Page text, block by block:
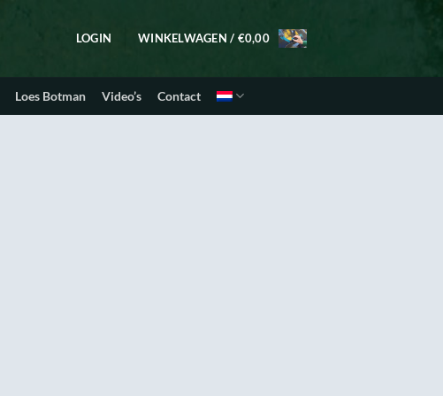
LOGIN WINKELWAGEN / €0,00
Loes Botman Video’s Contact